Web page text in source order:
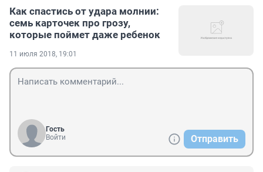
Как спастись от удара молнии:
семь карточек про грозу,
которые поймет даже ребенок
11 июля 2018, 19:01
Гость
Войти
Отправить